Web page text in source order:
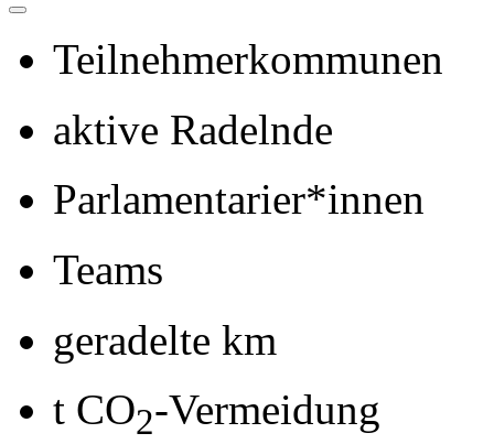
Teilnehmerkommunen
aktive Radelnde
Parlamentarier*innen
Teams
geradelte km
t CO2-Vermeidung